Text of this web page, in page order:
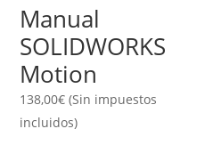
Manual
SOLIDWORKS
Motion
138,00€ (Sin impuestos
incluidos)